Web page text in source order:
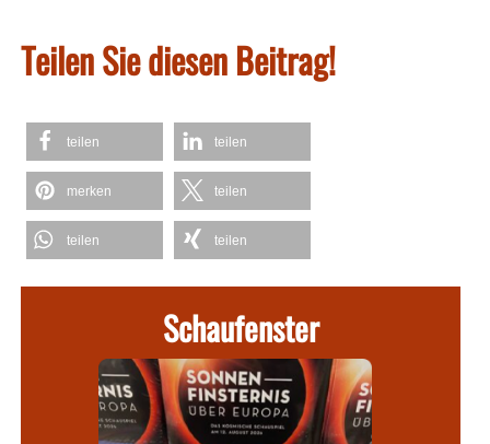
Teilen Sie diesen Beitrag!
teilen teilen
merken teilen
teilen teilen
Schaufenster